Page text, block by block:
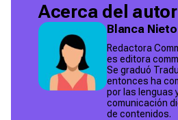
Acerca del autor
Blanca Nieto
Redactora
es editora
Se graduó
entonces ha
por las lenguas
comunicación
de contenidos.